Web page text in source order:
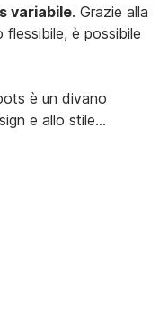
variabile. Grazie alla
flessibile, è possibile
è un divano
e allo stile